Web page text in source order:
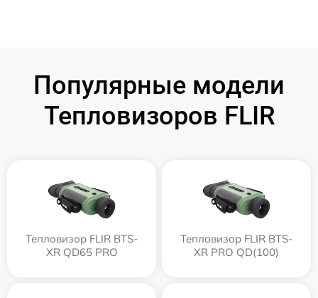
Популярные модели
Тепловизоров FLIR
Тепловизор FLIR BTS-
XR QD65 PRO
Тепловизор FLIR BTS-
XR PRO QD(100)